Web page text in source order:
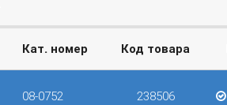
Кат. номер Код товара
08-0752 238506